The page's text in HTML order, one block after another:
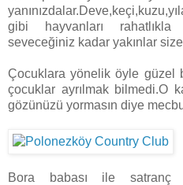
gibi hayvanları rahatlıkla
seveceğiniz kadar yakınlar
Çocuklara yönelik öyle güzel
çocuklar ayrılmak bilmedi.O
gözünüzü yormasın diye
Bora babası ile